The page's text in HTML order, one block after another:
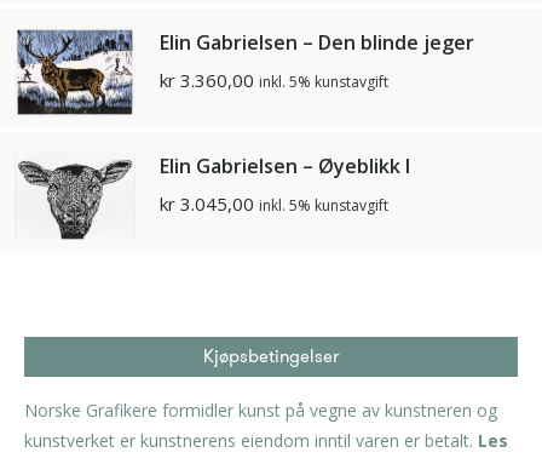
Elin Gabrielsen – Den blinde jeger
kr 3.360,00 inkl. 5% kunstavgift
Elin Gabrielsen – Øyeblikk I
kr 3.045,00 inkl. 5% kunstavgift
Kjøpsbetingelser
Norske Grafikere formidler kunst på vegne av kunstneren og
kunstverket er kunstnerens eiendom inntil varen er betalt. Les